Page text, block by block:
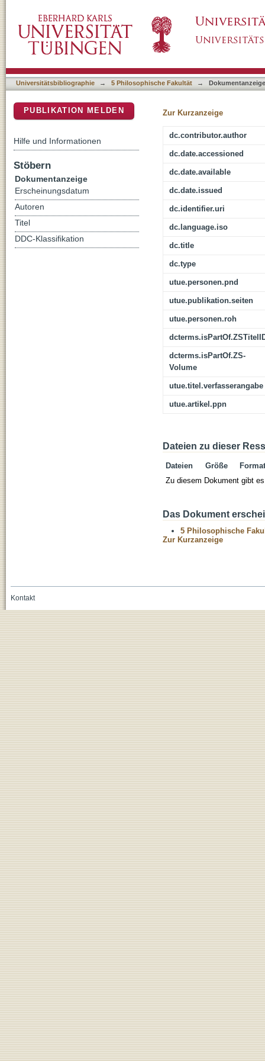
Universitätsbibliographie → 5 Philosophische Fakultät → Dokumentanzeige
Zur Kurzanzeige
dc.contributor.author
dc.date.accessioned
dc.date.available
dc.date.issued
dc.identifier.uri
dc.language.iso
dc.title
dc.type
utue.personen.pnd
utue.publikation.seiten
utue.personen.roh
dcterms.isPartOf.ZS-
Volume
utue.titel.verfasserangabe
utue.artikel.ppn
Dateien zu dieser
Dateien Größe
Format
Zu diesem Dokument gibt
Das Dokument
5 Philosophische
Zur Kurzanzeige
PUBLIKATION MELDEN
Hilfe und Informationen
Stöbern
Dokumentanzeige
Erscheinungsdatum
Autoren
Titel
DDC-Klassifikation
Kontakt